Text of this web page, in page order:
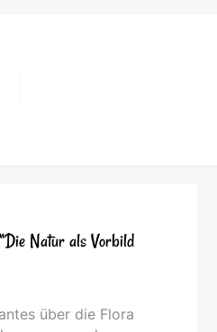
Natur als Vorbild
über die Flora